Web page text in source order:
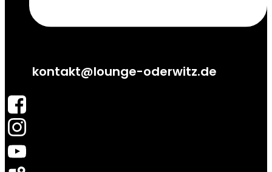
kontakt@lounge-oderwitz.de